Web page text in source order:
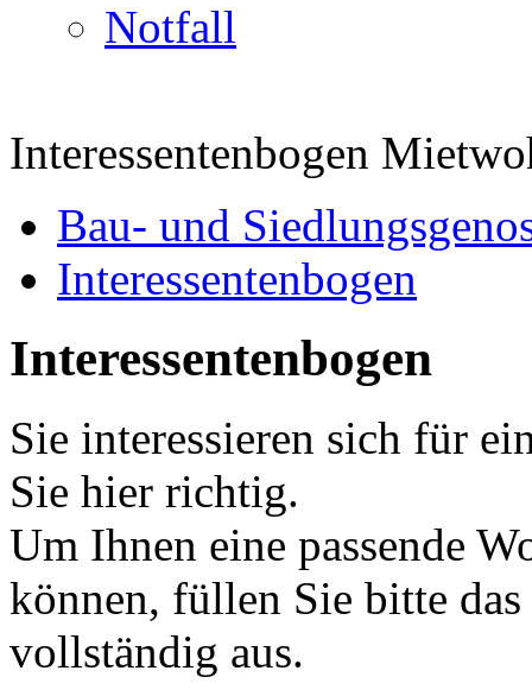
Notfall
Interessentenbogen
Bau- und
Interessentenbogen
Interessentenbogen
Sie interessieren sich für
Sie hier richtig.
Um Ihnen eine passende
können, füllen Sie bitte
vollständig aus.